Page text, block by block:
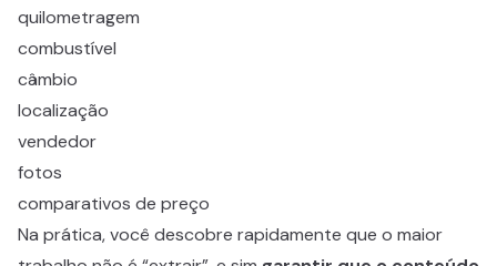
quilometragem
combustível
câmbio
localização
vendedor
fotos
comparativos de preço
Na prática, você descobre rapidamente que o maior